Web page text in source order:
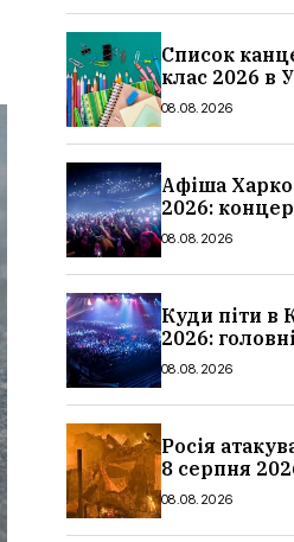
Список
клас 2026 в
повний чек-
08.08.2026
Афіша
2026:
ціни квитків
08.08.2026
Куди піти в
2026:
місяця, дати,
08.08.2026
Росія
8 серпня
троє людей,
08.08.2026